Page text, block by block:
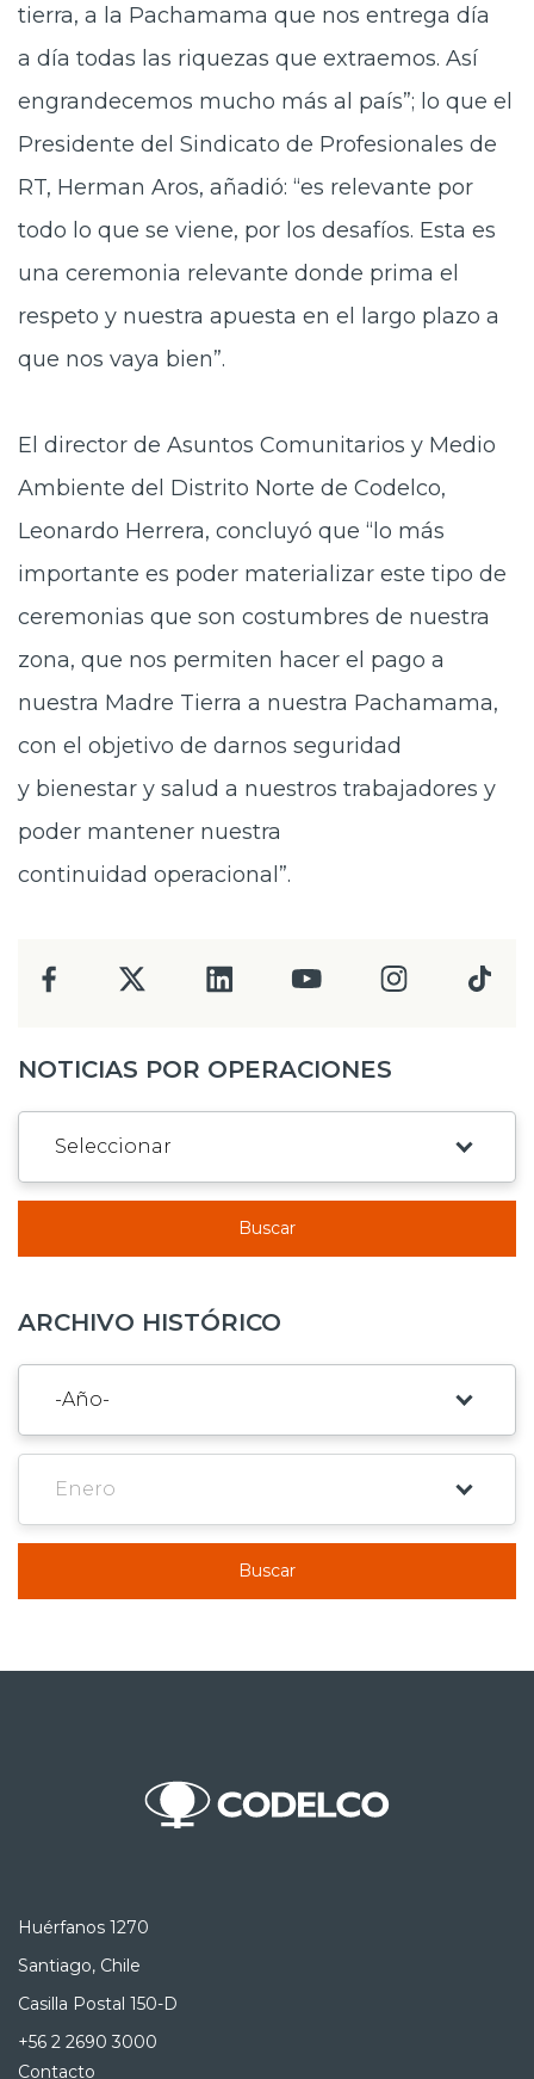
tierra, a la Pachamama que nos entrega día
a día todas las riquezas que extraemos. Así
engrandecemos mucho más al país”; lo que el
Presidente del Sindicato de Profesionales de
RT, Herman Aros, añadió: “es relevante por
todo lo que se viene, por los desafíos. Esta es
una ceremonia relevante donde prima el
respeto y nuestra apuesta en el largo plazo a
que nos vaya bien”.
El director de Asuntos Comunitarios y Medio
Ambiente del Distrito Norte de Codelco,
Leonardo Herrera, concluyó que “lo más
importante es poder materializar este tipo de
ceremonias que son costumbres de nuestra
zona, que nos permiten hacer el pago a
nuestra Madre Tierra a nuestra Pachamama,
con el objetivo de darnos seguridad
y bienestar y salud a nuestros trabajadores y
poder mantener nuestra
continuidad operacional”.
NOTICIAS POR OPERACIONES
Buscar
ARCHIVO HISTÓRICO
Buscar
Huérfanos 1270
Santiago, Chile
Casilla Postal 150-D
+56 2 2690 3000
Contacto